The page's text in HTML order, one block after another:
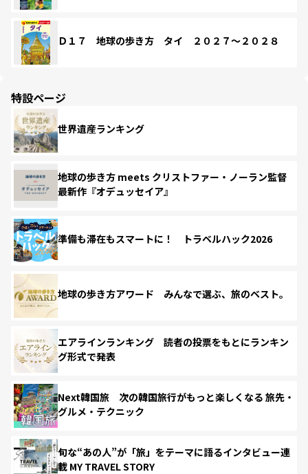
Ｄ１７ 地球の歩き方 タイ ２０２７～２０２８
特設ページ
世界遺産ランキング
地球の歩き方 meets クリストファー・ノーラン監督
最新作『オデュッセイア』
準備も滞在もスマートに！ トラベルハック2026
地球の歩き方アワード みんなで選ぶ、旅のベスト。
エアラインランキング 読者の投票をもとにランキン
グ形式で発表
Next韓国旅 次の韓国旅行がもっと楽しくなる 旅先・
グルメ・テクニック
旬な“あの人”が「旅」をテーマに語るインタビュー連
載 MY TRAVEL STORY